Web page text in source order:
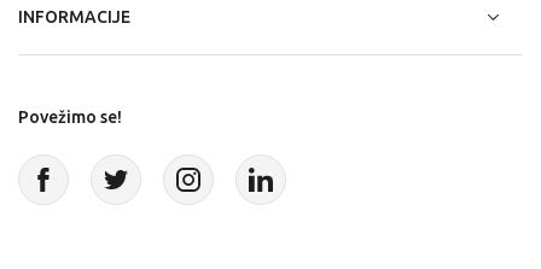
INFORMACIJE
Povežimo se!